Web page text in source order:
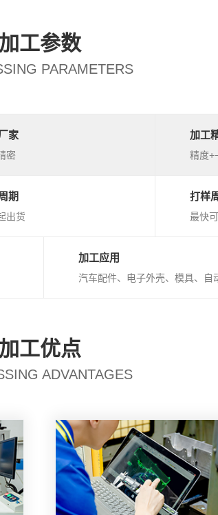
加工参数
PARAMETERS
家
密
加工
精度
期
出货
打样
最快
加工应用
汽车配件、电子外壳、模具、自
加工优点
ADVANTAGES